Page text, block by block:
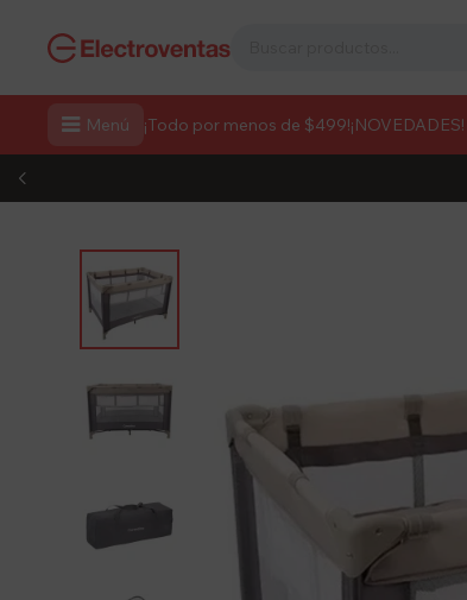
 Menú ¡Todo por menos de $499!¡NOVEDADES!